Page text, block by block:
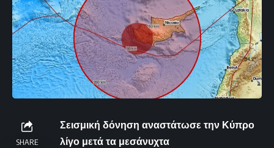
SHARE
Σεισμική δόνηση αναστάτωσε την Κύπρο
λίγο μετά τα μεσάνυχτα